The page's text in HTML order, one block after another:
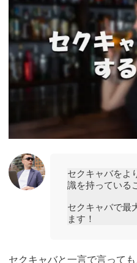
セクキャバをよ
識を持っている
セクキャバで最
ます！
セクキャバと一言で言って